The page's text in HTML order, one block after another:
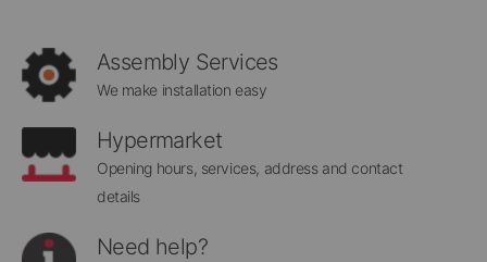
Assembly Services
We make installation easy
Hypermarket
Opening hours, services, address and contact
details
Need help?